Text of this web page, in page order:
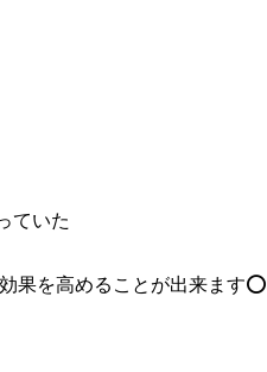
ていた
果を高めることが出来ます⭕️